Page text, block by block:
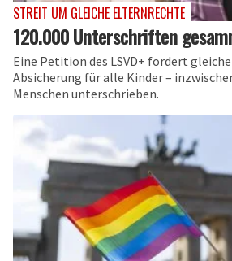
STREIT UM GLEICHE ELTERNRECHTE
120.000 Unterschriften
Eine Petition des LSVD+ fordert
Absicherung für alle Kinder –
Menschen unterschrieben.